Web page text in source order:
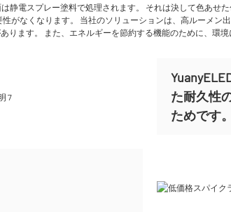
電スプレー塗料で処理されます。 それは決して色あせた
がなくなります。 当社のソリューションは、高ルーメ
ります。 また、エネルギーを節約する機能のために、環境
た耐久性
ためです。